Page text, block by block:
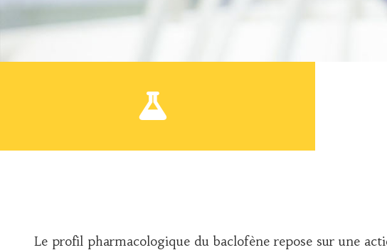
Le profil pharmacologique du baclofène repose sur une